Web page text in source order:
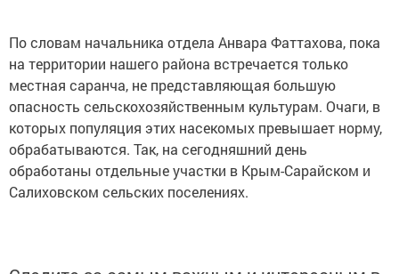
По словам начальника отдела Анвара Фаттахова, пока
на территории нашего района встречается только
местная саранча, не представляющая большую
опасность сельскохозяйственным культурам. Очаги, в
которых популяция этих насекомых превышает норму,
обрабатываются. Так, на сегодняшний день
обработаны отдельные участки в Крым-Сарайском и
Салиховском сельских поселениях.